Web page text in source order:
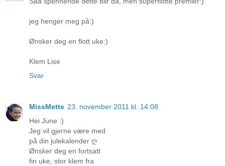
jeg henger meg på:)
Ønsker deg en flott uke:)
Klem Lise
Svar
MissMette 23. november 2011 kl. 14:08
Hei June :)
Jeg vil gjerne være med
på din julekalender ღ
Ønsker deg en fortsatt
fin uke, stor klem fra